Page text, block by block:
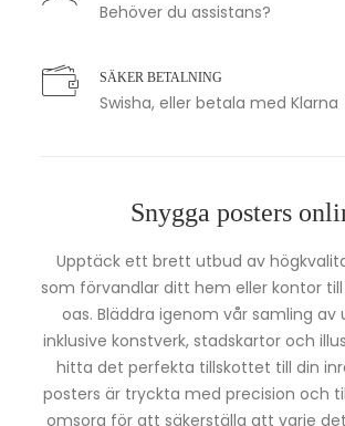
Behöver du assistans?
SÄKER BETALNING
Swisha, eller betala med Klarna
Snygga posters
Upptäck ett brett utbud av
som förvandlar ditt hem eller kontor
oas. Bläddra igenom vår samling av
inklusive konstverk, stadskartor och
hitta det perfekta tillskottet till din
posters är tryckta med precision och
omsorg för att säkerställa att varje